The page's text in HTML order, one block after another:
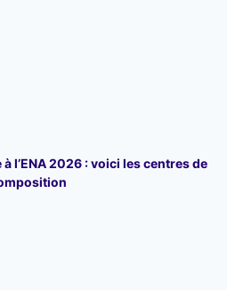
l’ENA 2026 : voici les centres de